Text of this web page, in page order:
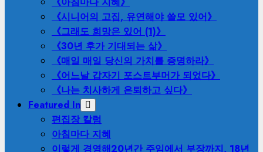
《시니어의 고집, 유연해야 쓸모 있어》
《그래도 희망은 있어 (1)》
《30년 후가 기대되는 삶》
《매일 매일 당신의 가치를 증명하라》
《어느날 갑자기 포스트부머가 되었다》
《나는 치사하게 은퇴하고 싶다》
Featured In
편집장 칼럼
아침마다 지혜
이렇게 경영해20년간 주임에서 부장까지, 18년